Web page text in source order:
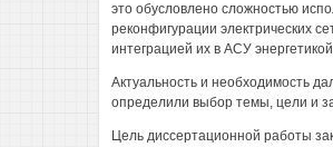
это обусловлено сложностью
реконфигурации электрических
интеграцией их в АСУ
Актуальность и необходимость
определили выбор темы, цели и
Цель диссертационной работы